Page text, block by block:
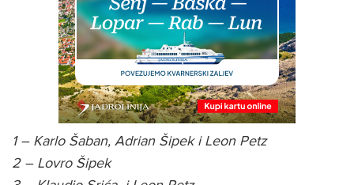
1 – Karlo Šaban, Adrian Šipek i Leon Petz
2 – Lovro Šipek